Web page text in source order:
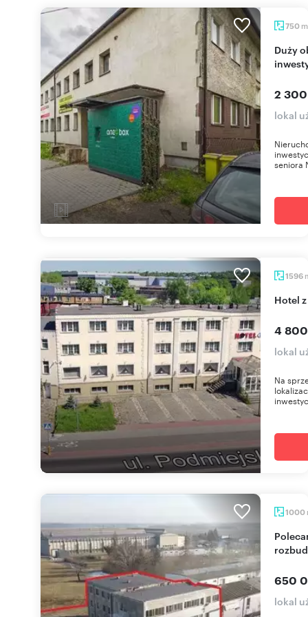
750 m
Duży obiekt usługowy 750 m² z potencjałem
2
lokal
seniora
1596
Hotel
4
lokal
Na
1000
Polecam obiekt biurowy 1000 m² z potencjałem
650
lokal